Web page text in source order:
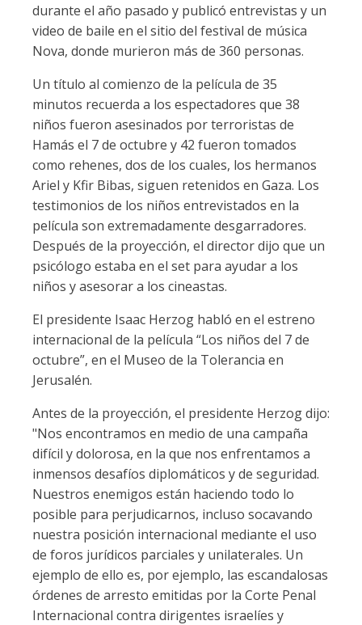
durante el año pasado y publicó entrevistas y un
video de baile en el sitio del festival de música
Nova, donde murieron más de 360 personas.
Un título al comienzo de la película de 35
minutos recuerda a los espectadores que 38
niños fueron asesinados por terroristas de
Hamás el 7 de octubre y 42 fueron tomados
como rehenes, dos de los cuales, los hermanos
Ariel y Kfir Bibas, siguen retenidos en Gaza. Los
testimonios de los niños entrevistados en la
película son extremadamente desgarradores.
Después de la proyección, el director dijo que un
psicólogo estaba en el set para ayudar a los
niños y asesorar a los cineastas.
El presidente Isaac Herzog habló en el estreno
internacional de la película “Los niños del 7 de
octubre”, en el Museo de la Tolerancia en
Jerusalén.
Antes de la proyección, el presidente Herzog dijo:
"Nos encontramos en medio de una campaña
difícil y dolorosa, en la que nos enfrentamos a
inmensos desafíos diplomáticos y de seguridad.
Nuestros enemigos están haciendo todo lo
posible para perjudicarnos, incluso socavando
nuestra posición internacional mediante el uso
de foros jurídicos parciales y unilaterales. Un
ejemplo de ello es, por ejemplo, las escandalosas
órdenes de arresto emitidas por la Corte Penal
Internacional contra dirigentes israelíes y